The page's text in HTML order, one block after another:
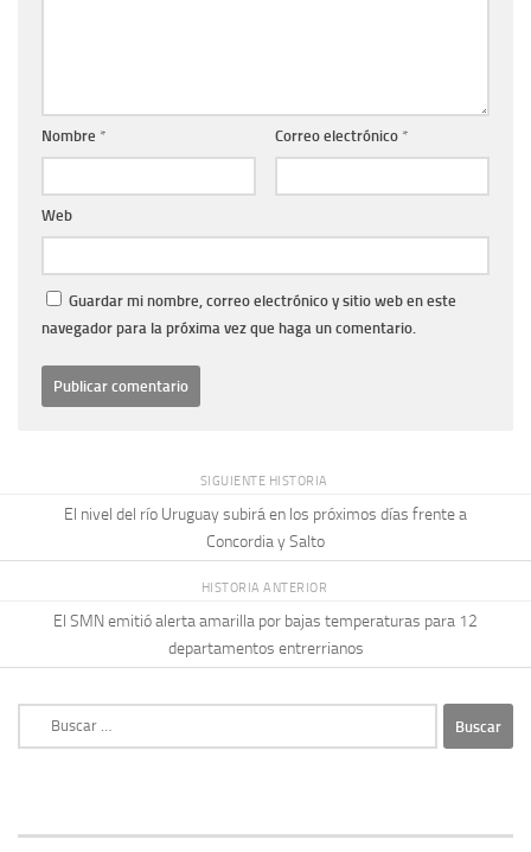
Nombre * Correo electrónico *
Web
Guardar mi nombre, correo electrónico y sitio web en este
navegador para la próxima vez que haga un comentario.
SIGUIENTE HISTORIA
El nivel del río Uruguay subirá en los próximos días frente a
Concordia y Salto
HISTORIA ANTERIOR
El SMN emitió alerta amarilla por bajas temperaturas para 12
departamentos entrerrianos